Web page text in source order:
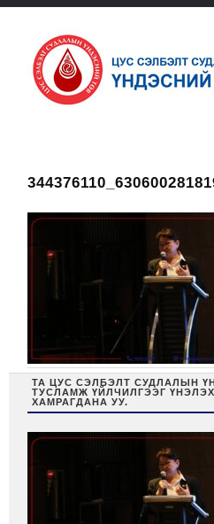
ТА ЦУС СЭЛБЭЛТ СУДЛАЛЫН
ТУСЛАМЖ ҮЙЛЧИЛГЭЭГ
ХАМРАГДАНА УУ.